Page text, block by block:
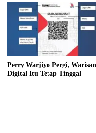
Perry Warjiyo Pergi, Warisan
Digital Itu Tetap Tinggal